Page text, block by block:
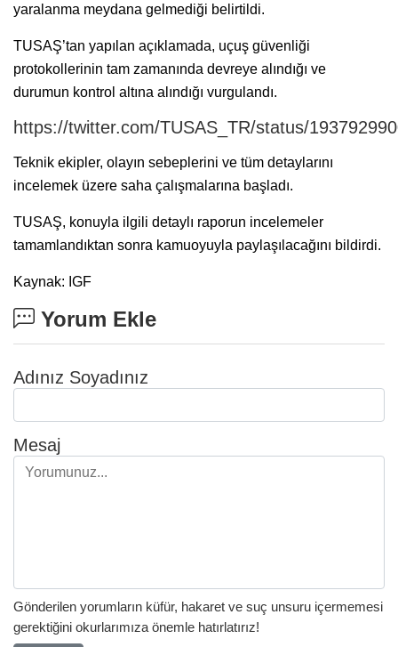
yaralanma meydana gelmediği belirtildi.
TUSAŞ’tan yapılan açıklamada, uçuş güvenliği
protokollerinin tam zamanında devreye alındığı ve
durumun kontrol altına alındığı vurgulandı.
https://twitter.com/TUSAS_TR/status/
Teknik ekipler, olayın sebeplerini ve tüm detaylarını
incelemek üzere saha çalışmalarına başladı.
TUSAŞ, konuyla ilgili detaylı raporun incelemeler
tamamlandıktan sonra kamuoyuyla paylaşılacağını bildirdi.
Kaynak: IGF
Yorum Ekle
Adınız Soyadınız
Mesaj
Gönderilen yorumların küfür, hakaret ve suç unsuru içermemesi
gerektiğini okurlarımıza önemle hatırlatırız!